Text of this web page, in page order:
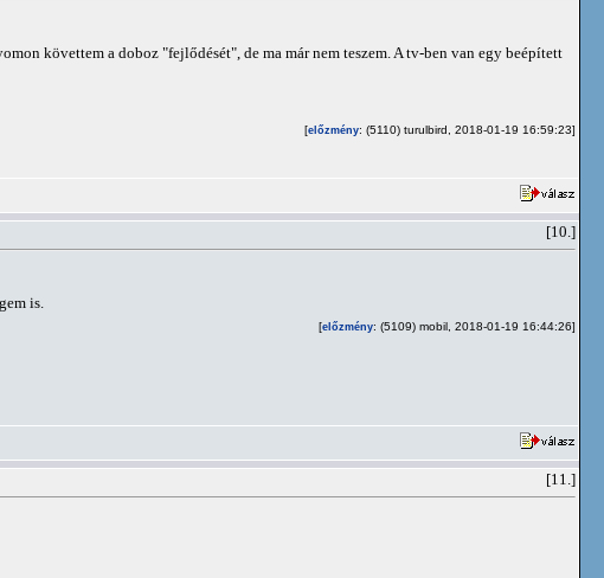
követtem a doboz "fejlődését", de ma már nem teszem. A tv-ben van egy beépített
[előzmény: (5110) turulbird, 2018-01-19 16:59:23]
[10.]
is.
[előzmény: (5109) mobil, 2018-01-19 16:44:26]
[11.]